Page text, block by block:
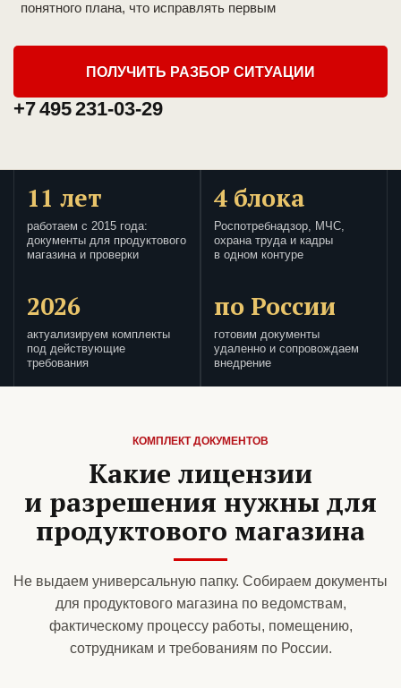
понятного плана, что исправлять первым
ПОЛУЧИТЬ РАЗБОР СИТУАЦИИ
+7 495 231-03-29
11 лет
работаем с 2015 года:
документы для продуктового
магазина и проверки
4 блока
Роспотребнадзор, МЧС,
охрана труда и кадры
в одном контуре
2026
актуализируем комплекты
под действующие
требования
по России
готовим документы
удаленно и сопровождаем
внедрение
КОМПЛЕКТ ДОКУМЕНТОВ
Какие лицензии
и разрешения нужны для
продуктового магазина
Не выдаем универсальную папку. Собираем документы
для продуктового магазина по ведомствам,
фактическому процессу работы, помещению,
сотрудникам и требованиям по России.